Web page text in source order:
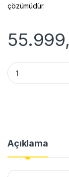
çözümüdür.
Orbit 12V 420Ah
Açıklama